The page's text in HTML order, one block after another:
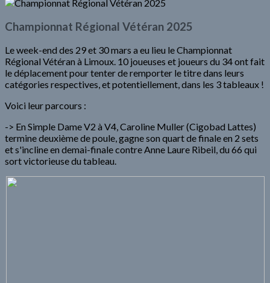
Championnat Régional Vétéran 2025
Le week-end des 29 et 30 mars a eu lieu le Championnat
Régional Vétéran à Limoux. 10 joueuses et joueurs du 34 ont fait
le déplacement pour tenter de remporter le titre dans leurs
catégories respectives, et potentiellement, dans les 3 tableaux !
Voici leur parcours :
-> En Simple Dame V2 à V4, Caroline Muller (Cigobad Lattes)
termine deuxième de poule, gagne son quart de finale en 2 sets
et s'incline en demai-finale contre Anne Laure Ribeil, du 66 qui
sort victorieuse du tableau.